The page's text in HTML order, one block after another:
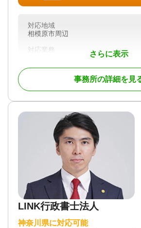
対応体制
/ 事務所面談可
さらに表示
対応地域
相模原市周辺
対応業務
遺言書 / 遺産分割 / 相続財産調査 /
手続き / 戸籍収集 / 相続人調査
女性スタッフ対応可 / 初回相談無料
事務所の詳細を見
LINK行政書士法人
神奈川県に対応可能